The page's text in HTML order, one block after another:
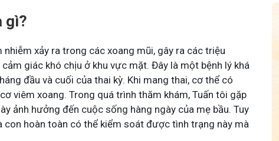
gì?
xảy ra trong các xoang mũi, gây ra các triệu
giác khó chịu ở khu vực mặt. Đây là một bệnh lý khá
đầu và cuối của thai kỳ. Khi mang thai, cơ thể có
viêm xoang. Trong quá trình thăm khám, Tuấn tôi gặp
ảnh hưởng đến cuộc sống hàng ngày của mẹ bầu. Tuy
con hoàn toàn có thể kiểm soát được tình trạng này mà